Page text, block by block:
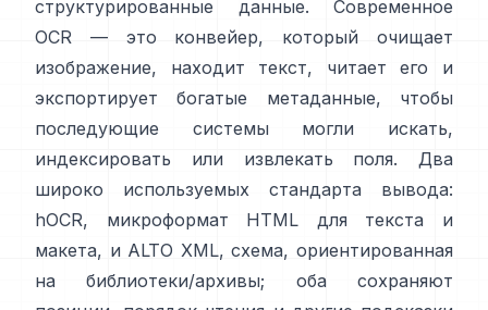
структурированные данные. Современное
OCR — это конвейер, который очищает
изображение, находит текст, читает его и
экспортирует богатые метаданные, чтобы
последующие системы могли искать,
индексировать или извлекать поля. Два
широко используемых стандарта вывода:
hOCR, микроформат HTML для текста и
макета, и ALTO XML, схема, ориентированная
на библиотеки/архивы; оба сохраняют